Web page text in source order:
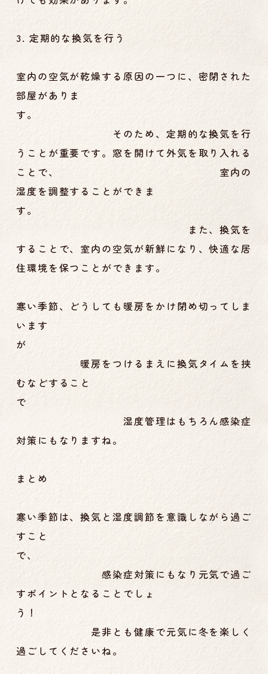
3. 定期的な換気を行う
室内の空気が乾燥する原因の一つに、密閉された
部屋がありま
す。
そのため、定期的な換気を行
うことが重要です。窓を開けて外気を取り入れる
ことで、 室内の
湿度を調整することができま
す。
また、換気を
することで、室内の空気が新鮮になり、快適な居
住環境を保つことができます。
寒い季節、どうしても暖房をかけ閉め切ってしま
います
が
暖房をつけるまえに換気タイムを挟
むなどすること
で
湿度管理はもちろん感染症
対策にもなりますね。
まとめ
寒い季節は、換気と湿度調節を意識しながら過ご
すこと
で、
感染症対策にもなり元気で過ご
すポイントとなることでしょ
う！
是非とも健康で元気に冬を楽しく
過ごしてくださいね。